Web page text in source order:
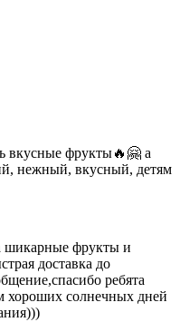
вкусные фрукты🔥🤗 а
нежный, вкусный, детям
шикарные фрукты и
доставка до
ребята
хороших солнечных дней